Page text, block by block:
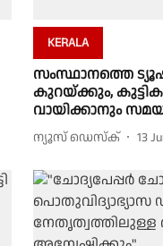
KERALA
സംസ്ഥാനത്തെ
കുറയ്ക്കും,
വായിക്കാനും
ന്യൂസ് ഡെസ്ക് 13